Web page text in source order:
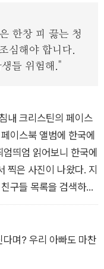
과 함께 이야기를 나누
마침내 목적지에 다다
신을 발견하게 될 것
한창 피 끓는 청
심해야 합니다.
들 위험해."
내 크리스틴의 페이스
이스북 앨범에 한국에
띄엄 읽어보니 한국에
찍은 사진이 나왔다. 지
구들 목록을 검색하다
다. 영어로 쓰여 있는
기는 느낌이었다. 제
며? 우리 아빠도 마찬